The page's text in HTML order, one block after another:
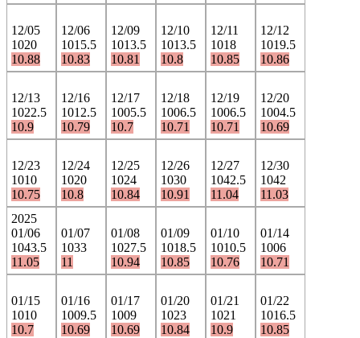
12/05
1020
10.88
12/06
1015.5
10.83
12/09
1013.5
10.81
12/10
1013.5
10.8
12/11
1018
10.85
12/12
1019.5
10.86
12/13
1022.5
10.9
12/16
1012.5
10.79
12/17
1005.5
10.7
12/18
1006.5
10.71
12/19
1006.5
10.71
12/20
1004.5
10.69
12/23
1010
10.75
12/24
1020
10.8
12/25
1024
10.84
12/26
1030
10.91
12/27
1042.5
11.04
12/30
1042
11.03
2025
01/06
1043.5
11.05
01/07
1033
11
01/08
1027.5
10.94
01/09
1018.5
10.85
01/10
1010.5
10.76
01/14
1006
10.71
01/15
1010
10.7
01/16
1009.5
10.69
01/17
1009
10.69
01/20
1023
10.84
01/21
1021
10.9
01/22
1016.5
10.85